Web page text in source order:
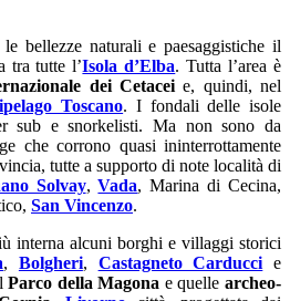
bellezze naturali e paesaggistiche il
tra tutte l’Isola d’Elba. Tutta l’area è
dei Cetaceie, quindi, nel
Toscano. I fondali delle isole
sub e snorkelisti. Ma non sono da
che corrono quasi ininterrottamente
tutte a supporto di note località di
Solvay,Vada, Marina di Cecina,
San Vincenzo.
interna alcuni borghi e villaggi storici
, Bolgheri, Castagneto Carducci e
Parco della Magona e quellearcheo-